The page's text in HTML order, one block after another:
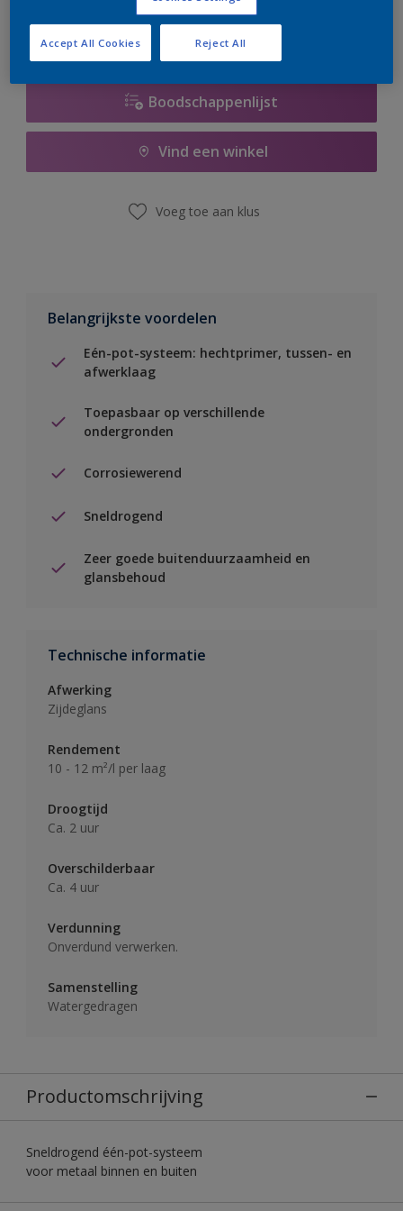
Boodschappenlijst
Vind een winkel
Voeg toe aan klus
Belangrijkste voordelen
Eén-pot-systeem: hechtprimer, tussen- en
afwerklaag
Toepasbaar op verschillende
ondergronden
Corrosiewerend
Sneldrogend
Zeer goede buitenduurzaamheid en
glansbehoud
Technische informatie
Afwerking
Zijdeglans
Rendement
10 - 12 m²/l per laag
Droogtijd
Ca. 2 uur
Overschilderbaar
Ca. 4 uur
Verdunning
Onverdund verwerken.
Samenstelling
Watergedragen
Productomschrijving
Sneldrogend één-pot-systeem
voor metaal binnen en buiten
Reject All
Accept All Cookies